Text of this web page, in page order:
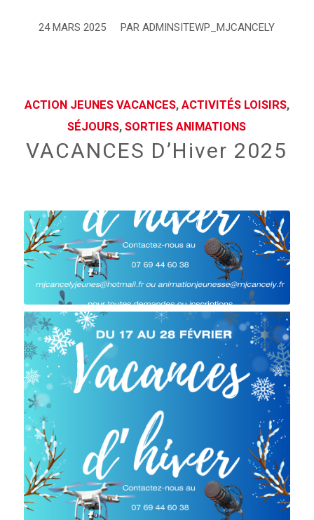
24 MARS 2025
/ PARADMINSITEWP_MJCANCELY
ACTION JEUNES VACANCES,ACTIVITÉS LOISIRS,
SÉJOURS,SORTIES ANIMATIONS
VACANCES D’Hiver 2025